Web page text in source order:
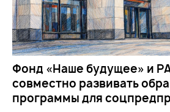
Фонд «Наше будущее» и
совместно развивать
программы для